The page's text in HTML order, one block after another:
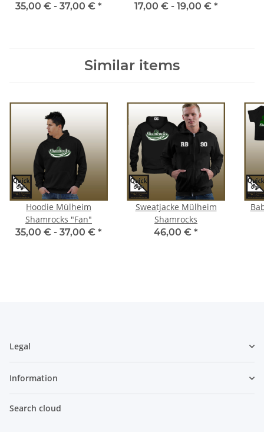
35,00 € - 37,00 € *
17,00 € - 19,00 € *
Similar items
Hoodie Mülheim
Shamrocks "Fan"
35,00 € - 37,00 € *
Sweatjacke Mülheim
Shamrocks
46,00 € *
Legal
Information
Search cloud